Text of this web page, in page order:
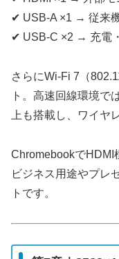
✔ USB-A ×1 → 従来
✔ USB-C ×2 → 充電
さらにWi-Fi 7（
ト。高速回線環境で
上も搭載し、ワイヤ
ChromebookでHDMI
ビジネス用途やプレ
トです。